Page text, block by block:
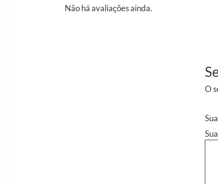
Não há avaliações ainda.
O